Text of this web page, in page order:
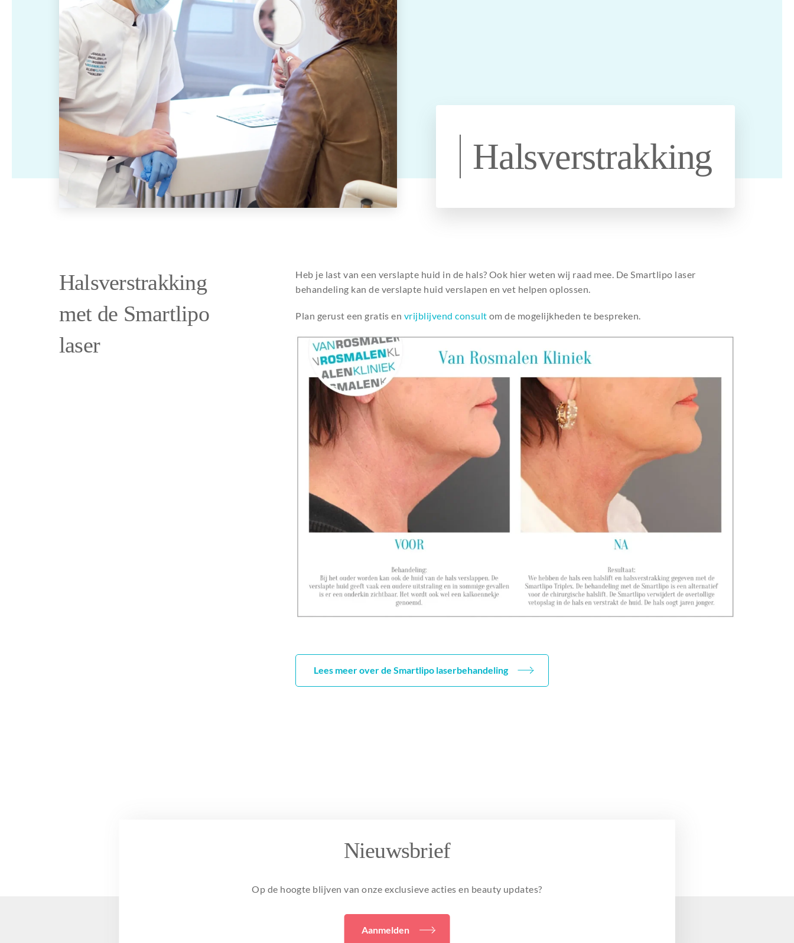
Ingevallen wangen
Ingevallen slapen
Hangende
mondhoeken
Diepe neuslippenplooi
Holle of diepliggende
Deuk in voorhoofd
opvullen
Neuscorrectie
Handverjonging met
fillers
Acne littekens
verwijderen met fillers
Seffiller behandeling
Rejuran
Hangende
mondhoeken
Botoxbehandeling
oksels
PDRN
Ik wil minder verslapping
Ik wil een minder
ingevallen gezicht
Ik wil een jeugdigere
Ik wil een mooier en/of
symmetrischer gezicht
Ik wil er langer jong uit
Ik wil een egale huid
zonder melasma
Ik wil een
gehydrateerde huid
Ik wil een stralende
huid zonder
onzuiverheden
Ik wil een stevigere
huid met minder
rimpels en meer glans
Ik wil een gezondere
huid met minder
roodheid
Ik wil een langdurige
oplossing tegen zweten
Ik wil een voorproefje
van de Glow
treatments
Halsverstrakking
Halsverstrakking
met de Smartlipo
laser
Heb je last van een verslapte huid in de hals? Ook hier weten wij raad mee. De Smartlipo laser
behandeling kan de verslapte huid verslapen en vet helpen oplossen.
Plan gerust een gratis en vrijblijvend consult om de mogelijkheden te bespreken.
Lees meer over de Smartlipo laserbehandeling
Nieuwsbrief
Op de hoogte blijven van onze exclusieve acties en beauty updates?
Aanmelden